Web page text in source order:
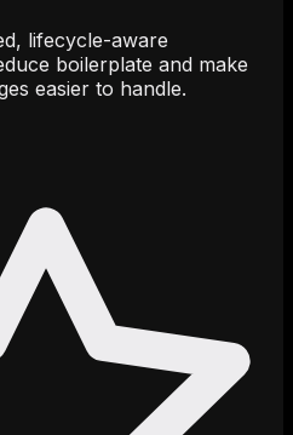
lifecycle-aware
boilerplate and make
easier to handle.